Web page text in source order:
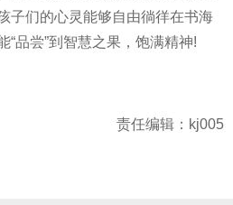
子们的心灵能够自由徜徉在书海
“品尝”到智慧之果，饱满精神!
责任编辑：kj005